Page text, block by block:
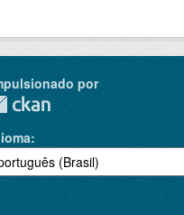
por